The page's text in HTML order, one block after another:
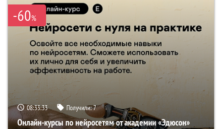
-60%
08:33:32 Получили:7
Онлайн-курсы по нейросетям от академии «Эдюсон»